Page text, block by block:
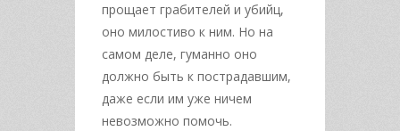
прощает грабителей и убийц,
оно милостиво к ним. Но на
самом деле, гуманно оно
должно быть к пострадавшим,
даже если им уже ничем
невозможно помочь.